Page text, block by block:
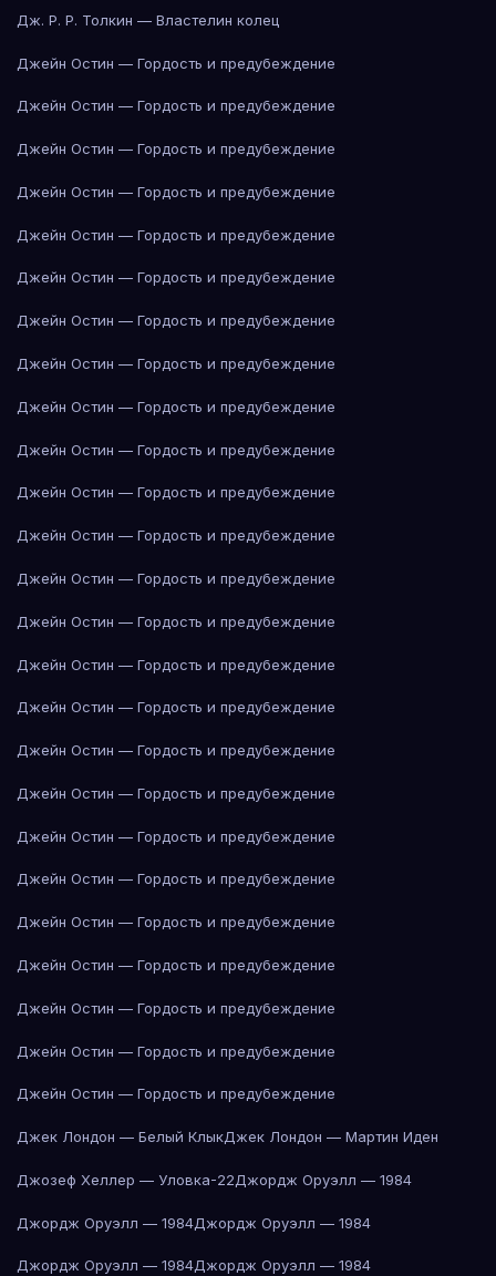
Дж. Р. Р. Толкин — Властелин колец
Джейн Остин — Гордость и предубеждение
Джейн Остин — Гордость и предубеждение
Джейн Остин — Гордость и предубеждение
Джейн Остин — Гордость и предубеждение
Джейн Остин — Гордость и предубеждение
Джейн Остин — Гордость и предубеждение
Джейн Остин — Гордость и предубеждение
Джейн Остин — Гордость и предубеждение
Джейн Остин — Гордость и предубеждение
Джейн Остин — Гордость и предубеждение
Джейн Остин — Гордость и предубеждение
Джейн Остин — Гордость и предубеждение
Джейн Остин — Гордость и предубеждение
Джейн Остин — Гордость и предубеждение
Джейн Остин — Гордость и предубеждение
Джейн Остин — Гордость и предубеждение
Джейн Остин — Гордость и предубеждение
Джейн Остин — Гордость и предубеждение
Джейн Остин — Гордость и предубеждение
Джейн Остин — Гордость и предубеждение
Джейн Остин — Гордость и предубеждение
Джейн Остин — Гордость и предубеждение
Джейн Остин — Гордость и предубеждение
Джейн Остин — Гордость и предубеждение
Джейн Остин — Гордость и предубеждение
Джек Лондон — Белый КлыкДжек Лондон — Мартин Иден
Джозеф Хеллер — Уловка-22Джордж Оруэлл — 1984
Джордж Оруэлл — 1984Джордж Оруэлл — 1984
Джордж Оруэлл — 1984Джордж Оруэлл — 1984